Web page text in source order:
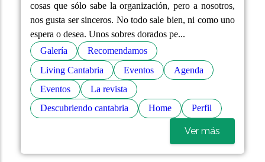
cosas que sólo sabe la organización, pero a nosotros,
nos gusta ser sinceros. No todo sale bien, ni como uno
espera o desea. Unos sobres dorados pe...
Galería
Recomendamos
Living Cantabria
Eventos
Agenda
Eventos
La revista
Descubriendo cantabria
Home Perfil
Ver más